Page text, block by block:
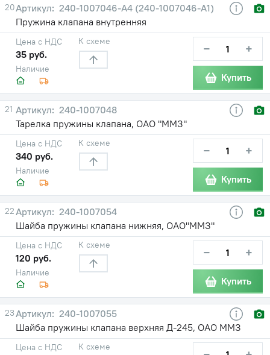
20
240-1007046-А4 (240-1007046-А1)
Пружина клапана внутренняя
Наличие
Цена с НДС
35 руб.
К схеме − +
Купить
21
240-1007048
Тарелка пружины клапана, ОАО "ММЗ"
Наличие
Цена с НДС
340 руб.
К схеме − +
Купить
22
240-1007054
Шайба пружины клапана нижняя, ОАО"ММЗ"
Наличие
Цена с НДС
120 руб.
К схеме − +
Купить
23
240-1007055
Шайба пружины клапана верхняя Д-245, ОАО ММЗ
Цена с НДС К схеме